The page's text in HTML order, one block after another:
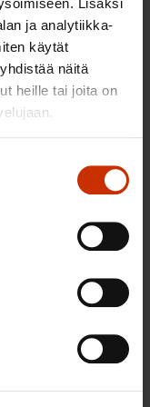
ja analytiikka-
käytät
näitä
heille tai joita on
koskien
vähän
käytännöt
SAK on
sisältöjä.